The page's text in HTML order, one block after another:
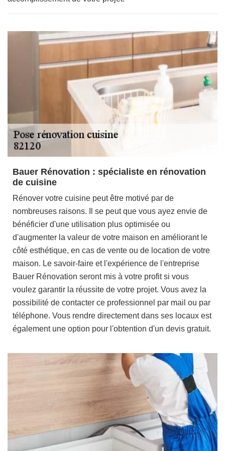
Bauer Rénovation : spécialiste en rénovation
de cuisine
Rénover votre cuisine peut être motivé par de
nombreuses raisons. Il se peut que vous ayez envie de
bénéficier d'une utilisation plus optimisée ou
d'augmenter la valeur de votre maison en améliorant le
côté esthétique, en cas de vente ou de location de votre
maison. Le savoir-faire et l'expérience de l'entreprise
Bauer Rénovation seront mis à votre profit si vous
voulez garantir la réussite de votre projet. Vous avez la
possibilité de contacter ce professionnel par mail ou par
téléphone. Vous rendre directement dans ses locaux est
également une option pour l'obtention d'un devis gratuit.